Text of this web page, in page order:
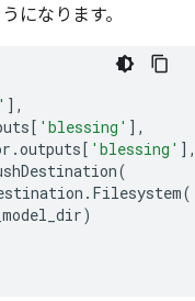
になります。
],
[ 'blessing' ],
.outputs[ 'blessing'
(
. Filesystem(
)